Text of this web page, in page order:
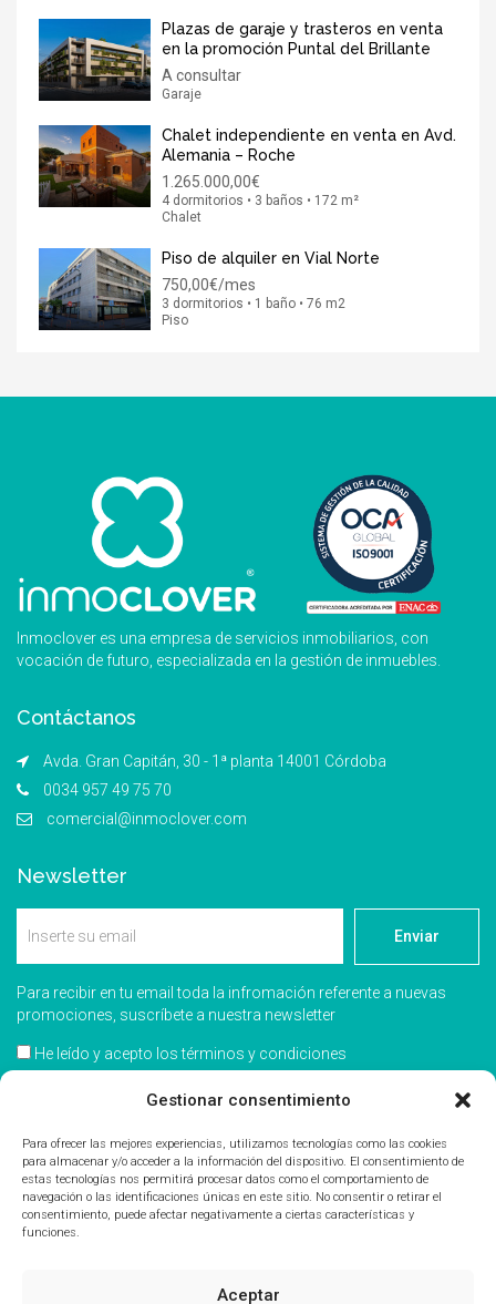
Gestionar consentimiento
Para ofrecer las mejores experiencias, utilizamos tecnologías como las cookies
para almacenar y/o acceder a la información del dispositivo. El consentimiento de
estas tecnologías nos permitirá procesar datos como el comportamiento de
navegación o las identificaciones únicas en este sitio. No consentir o retirar el
consentimiento, puede afectar negativamente a ciertas características y
funciones.
Aceptar
Plazas de garaje y trasteros en venta
en la promoción Puntal del Brillante
A consultar
Garaje
Chalet independiente en venta en Avd.
Alemania – Roche
1.265.000,00€
4 dormitorios • 3 baños • 172 m²
Chalet
Piso de alquiler en Vial Norte
750,00€/mes
3 dormitorios • 1 baño • 76 m2
Piso
Inmoclover es una empresa de servicios inmobiliarios, con
vocación de futuro, especializada en la gestión de inmuebles.
Contáctanos
Avda. Gran Capitán, 30 - 1ª planta 14001 Córdoba
0034 957 49 75 70
comercial@inmoclover.com
Newsletter
Enviar
Para recibir en tu email toda la infromación referente a nuevas
promociones, suscríbete a nuestra newsletter
He leído y acepto los términos y condiciones
Acepto recibir información comercial